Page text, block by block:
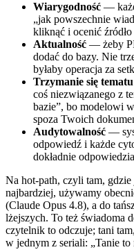
Wiarygodność —
„jak powszechnie
kliknąć i ocenić źródło
Aktualność — żeby
dodać do bazy. Nie
byłaby operacja za
Trzymanie się tematu
coś niezwiązanego z
bazie”, bo modelowi
spoza Twoich
Audytowalność —
odpowiedź i każde
dokładnie
Na hot-path, czyli tam,
najbardziej, używamy
(Claude Opus 4.8), a do
lżejszych. To też świadoma
czytelnik to odczuje; tani
w jednym z seriali: „Tanie to